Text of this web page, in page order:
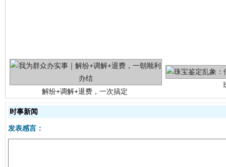
时事新闻
发表感言：